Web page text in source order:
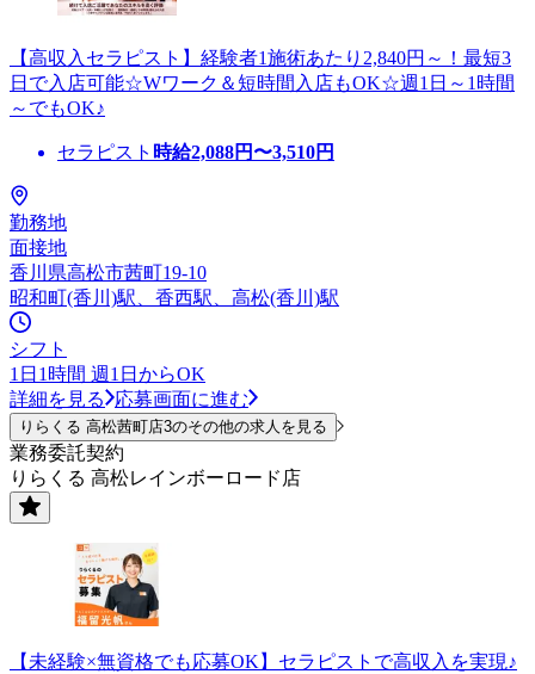
【高収入セラピスト】経験者1施術あたり2,840円～！最短3
日で入店可能☆Wワーク＆短時間入店もOK☆週1日～1時間
～でもOK♪
セラピスト 時給2,088円〜3,510円
勤務地
面接地
香川県高松市茜町19-10
昭和町(香川)駅、香西駅、高松(香川)駅
シフト
1日1時間 週1日からOK
詳細を見る
応募画面に進む
りらくる 高松茜町店3のその他の求人を見る
業務委託契約
りらくる 高松レインボーロード店
【未経験×無資格でも応募OK】セラピストで高収入を実現♪